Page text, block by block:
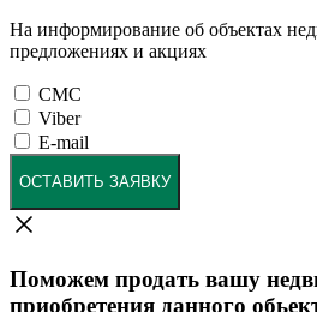
На информирование об объектах
предложениях и акциях
СМС
Viber
E-mail
ОСТАВИТЬ ЗАЯВКУ
Поможем продать вашу
приобретения данного